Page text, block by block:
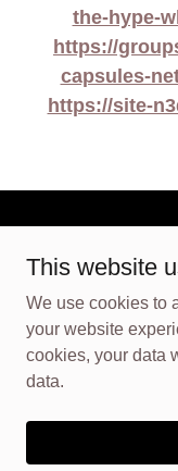
the-hype-
https://
capsules-
https://site-
Copyright © 2025
This website
We use cookies to
your website
cookies, your data
data.